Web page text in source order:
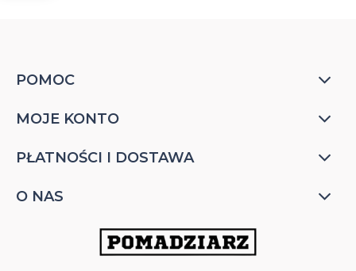
POMOC
MOJE KONTO
PŁATNOŚCI I DOSTAWA
O NAS